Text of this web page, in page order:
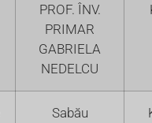
PROF. ÎNV.
PRIMAR
GABRIELA
NEDELCU
Sabău